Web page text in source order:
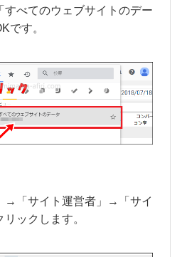
べてのウェブサイトのデー
です。
→「サイト運営者」→「サイ
ックします。